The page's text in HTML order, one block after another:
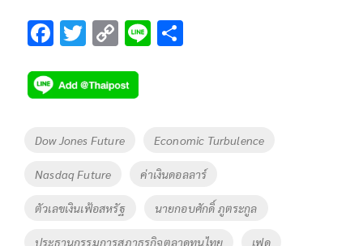
F
e
b
o
o
k
T
tt
er
C
p
y
Li
Li
Tags
Dow Jones Future Economic Turbulence
Nasdaq Future ค่าเงินดอลลาร์
ตัวเลขเงินเฟ้อสหรัฐ นายกอบศักดิ์ ภูตระกูล
ประธานกรรมการสภาธุรกิจตลาดทุนไทย เฟด